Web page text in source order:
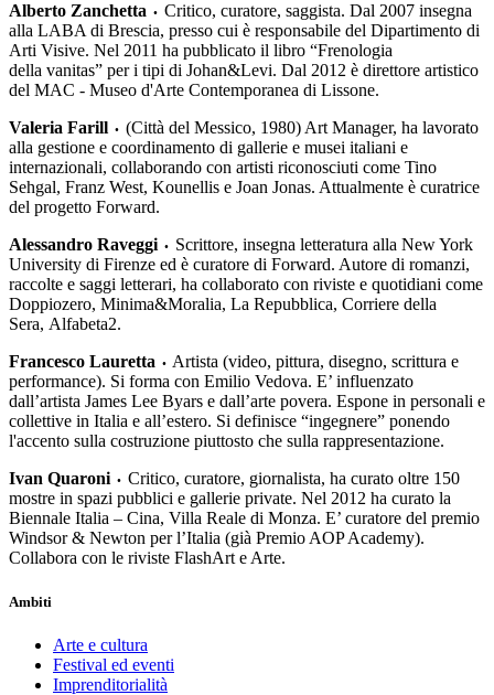
Alberto Zanchetta • Critico, curatore, saggista. Dal 2007 insegna
alla LABA di Brescia, presso cui è responsabile del Dipartimento di
Arti Visive. Nel 2011 ha pubblicato il libro “Frenologia
della vanitas” per i tipi di Johan&Levi. Dal 2012 è direttore artistico
del MAC - Museo d'Arte Contemporanea di Lissone.
Valeria Farill • (Città del Messico, 1980) Art Manager, ha lavorato
alla gestione e coordinamento di gallerie e musei italiani e
internazionali, collaborando con artisti riconosciuti come Tino
Sehgal, Franz West, Kounellis e Joan Jonas. Attualmente è curatrice
del progetto Forward.
Alessandro Raveggi • Scrittore, insegna letteratura alla New York
University di Firenze ed è curatore di Forward. Autore di romanzi,
raccolte e saggi letterari, ha collaborato con riviste e quotidiani come
Doppiozero, Minima&Moralia, La Repubblica, Corriere della
Sera, Alfabeta2.
Francesco Lauretta • Artista (video, pittura, disegno, scrittura e
performance). Si forma con Emilio Vedova. E’ influenzato
dall’artista James Lee Byars e dall’arte povera. Espone in personali e
collettive in Italia e all’estero. Si definisce “ingegnere” ponendo
l'accento sulla costruzione piuttosto che sulla rappresentazione.
Ivan Quaroni • Critico, curatore, giornalista, ha curato oltre 150
mostre in spazi pubblici e gallerie private. Nel 2012 ha curato la
Biennale Italia – Cina, Villa Reale di Monza. E’ curatore del premio
Windsor & Newton per l’Italia (già Premio AOP Academy).
Collabora con le riviste FlashArt e Arte.
Ambiti
Arte e cultura
Festival ed eventi
Imprenditorialità